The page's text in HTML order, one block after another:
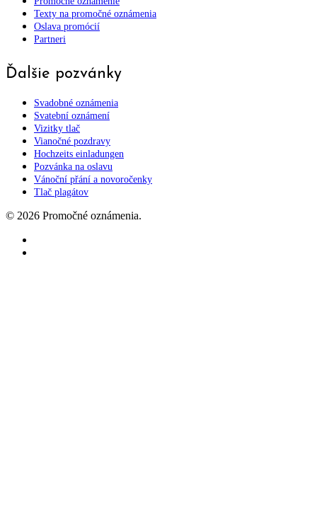
Texty na promočné oznámenia
Oslava promócií
Partneri
Ďalšie pozvánky
Svadobné oznámenia
Svatební oznámení
Vizitky tlač
Vianočné pozdravy
Hochzeits einladungen
Pozvánka na oslavu
Vánoční přání a novoročenky
Tlač plagátov
© 2026 Promočné oznámenia.